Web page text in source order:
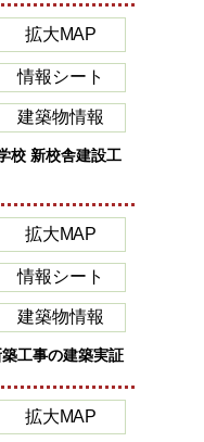
拡大MAP
情報シート
建築物情報
校 新校舎建設工
拡大MAP
情報シート
建築物情報
工事の建築実証
拡大MAP